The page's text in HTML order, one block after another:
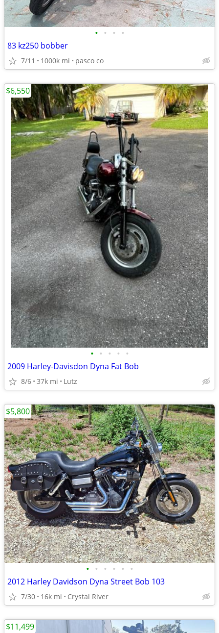
• • • •
83 kz250 bobber
7/11 1000k mi pasco co
• • • • •
2009 Harley-Davisdon Dyna Fat Bob
8/6 37k mi Lutz
$6,550
• • • • • •
2012 Harley Davidson Dyna Street Bob 103
7/30 16k mi Crystal River
$5,800
$11,499